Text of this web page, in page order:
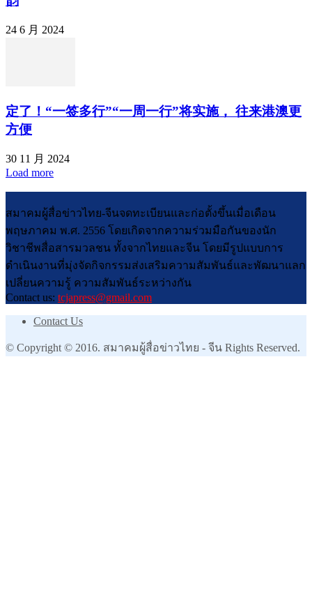
24 6 月 2024
定了！“一签多行”“一周一行”将实施， 往来港澳更
方便
30 11 月 2024
Load more
สมาคมผู้สื่อข่าวไทย-จีนจดทะเบียนและก่อตั้งขึ้นเมื่อเดือน
พฤษภาคม พ.ศ. 2556 โดยเกิดจากความร่วมมือกันของนัก
วิชาชีพสื่อสารมวลชน ทั้งจากไทยและจีน โดยมีรูปแบบการ
ดำเนินงานที่มุ่งจัดกิจกรรมส่งเสริมความสัมพันธ์และพัฒนาแลก
เปลี่ยนความรู้ ความสัมพันธ์ระหว่างกัน
Contact us: tcjapress@gmail.com
Contact Us
© Copyright © 2016. สมาคมผู้สื่อข่าวไทย - จีน Rights Reserved.